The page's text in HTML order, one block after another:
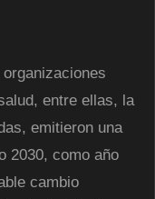
entre ellas, la
emitieron una
2030, como año
cambio